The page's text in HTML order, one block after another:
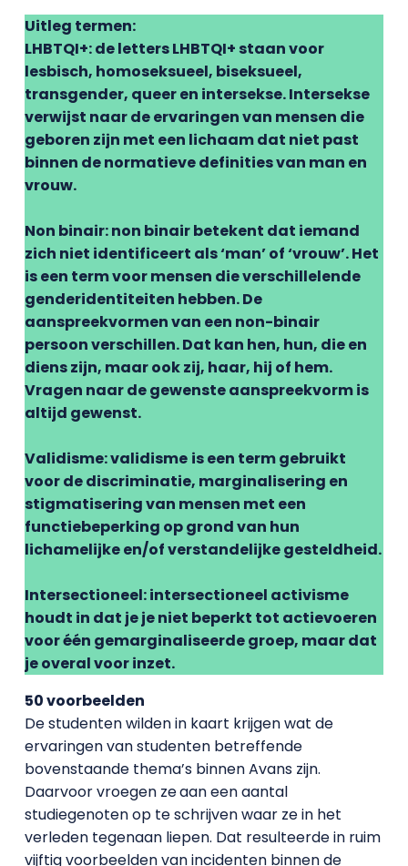
Uitleg termen:
LHBTQI+: de letters LHBTQI+ staan voor
lesbisch, homoseksueel, biseksueel,
transgender, queer en intersekse. Intersekse
verwijst naar de ervaringen van mensen die
geboren zijn met een lichaam dat niet past
binnen de normatieve definities van man en
vrouw.
Non binair: non binair betekent dat iemand
zich niet identificeert als ‘man’ of ‘vrouw’. Het
is een term voor mensen die verschillelende
genderidentiteiten hebben. De
aanspreekvormen van een non-binair
persoon verschillen. Dat kan hen, hun, die en
diens zijn, maar ook zij, haar, hij of hem.
Vragen naar de gewenste aanspreekvorm is
altijd gewenst.
Validisme: validisme is een term gebruikt
voor de discriminatie, marginalisering en
stigmatisering van mensen met een
functiebeperking op grond van hun
lichamelijke en/of verstandelijke gesteldheid.
Intersectioneel: intersectioneel activisme
houdt in dat je je niet beperkt tot actievoeren
voor één gemarginaliseerde groep, maar dat
je overal voor inzet.
50 voorbeelden
De studenten wilden in kaart krijgen wat de
ervaringen van studenten betreffende
bovenstaande thema’s binnen Avans zijn.
Daarvoor vroegen zeaan een aantal
studiegenoten op te schrijven waar ze in het
verleden tegenaan liepen. Dat resulteerde in ruim
vijftig voorbeelden van incidenten binnen de